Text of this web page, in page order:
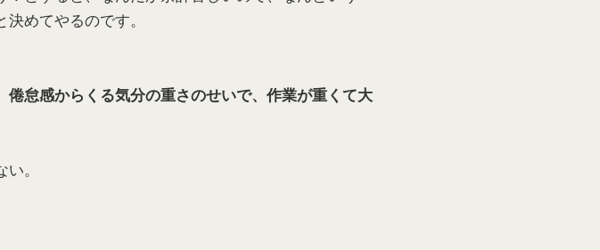
めてやるのです。
怠感からくる気分の重さのせいで、作業が重くて大
。